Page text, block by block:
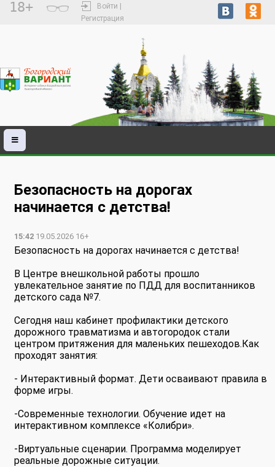
18+
Войти |
Регистрация
Безопасность на дорогах
начинается с детства!
15:42 19.05.2026 16+
Безопасность на дорогах начинается с детства!
В Центре внешкольной работы прошло
увлекательное занятие по ПДД для воспитанников
детского сада №7.
Сегодня наш кабинет профилактики детского
дорожного травматизма и автогородок стали
центром притяжения для маленьких пешеходов.Как
проходят занятия:
- Интерактивный формат. Дети осваивают правила в
форме игры.
-Современные технологии. Обучение идет на
интерактивном комплексе «Колибри».
-Виртуальные сценарии. Программа моделирует
реальные дорожные ситуации.